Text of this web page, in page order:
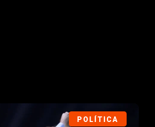
POLÍTICA